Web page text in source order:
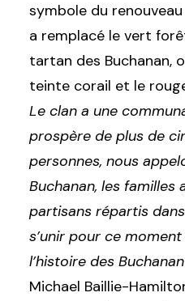
symbole du
a remplacé le vert
tartan des Buchanan,
teinte corail et le
Le clan a une
prospère de plus de
personnes, nous
Buchanan, les familles
partisans répartis
s’unir pour ce
l’histoire des Buchanan
Michael Baillie-